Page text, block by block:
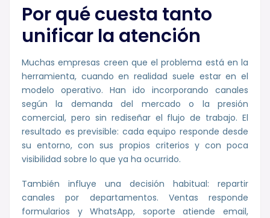
Por qué cuesta tanto
unificar la atención
Muchas empresas creen que el problema está en la
herramienta, cuando en realidad suele estar en el
modelo operativo. Han ido incorporando canales
según la demanda del mercado o la presión
comercial, pero sin rediseñar el flujo de trabajo. El
resultado es previsible: cada equipo responde desde
su entorno, con sus propios criterios y con poca
visibilidad sobre lo que ya ha ocurrido.
También influye una decisión habitual: repartir
canales por departamentos. Ventas responde
formularios y WhatsApp, soporte atiende email,